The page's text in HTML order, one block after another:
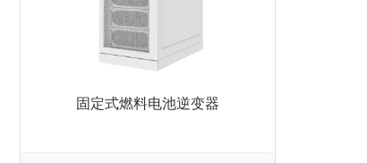
固定式燃料电池逆变器